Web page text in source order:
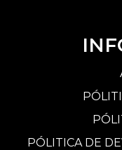
PÓLITICA DE